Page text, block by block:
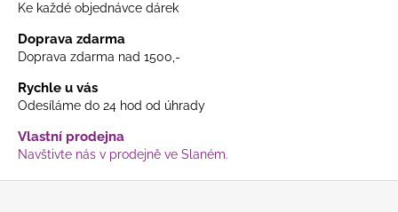
Ke každé objednávce dárek
Doprava zdarma
Doprava zdarma nad 1500,-
Rychle u vás
Odesíláme do 24 hod od úhrady
Vlastní prodejna
Navštivte nás v prodejně ve Slaném.